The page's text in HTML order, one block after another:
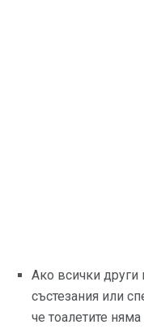
Ако всички други
състезания или
че тоалетите